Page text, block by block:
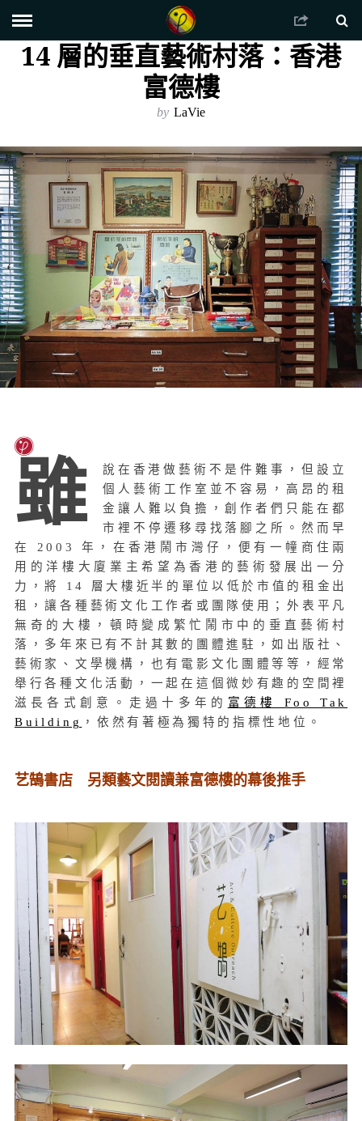
14 層的垂直藝術村落：香港
富德樓
by LaVie
雖
說在香港做藝術不是件難事，但設立
個人藝術工作室並不容易，高昂的租
金讓人難以負擔，創作者們只能在都
市裡不停遷移尋找落腳之所。然而早
在 2003 年，在香港鬧市灣仔，便有一幢商住兩
用的洋樓大廈業主希望為香港的藝術發展出一分
力，將 14 層大樓近半的單位以低於市值的租金出
租，讓各種藝術文化工作者或團隊使用；外表平凡
無奇的大樓，頓時變成繁忙鬧市中的垂直藝術村
落，多年來已有不計其數的團體進駐，如出版社、
藝術家、文學機構，也有電影文化團體等等，經常
舉行各種文化活動，一起在這個微妙有趣的空間裡
滋長各式創意。走過十多年的 富德樓 Foo Tak
Building
，依然有著極為獨特的指標性地位。
艺鵠書店 另類藝文閱讀兼富德樓的幕後推手